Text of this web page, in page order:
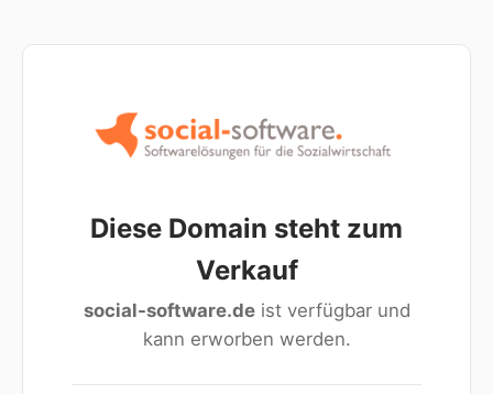
Diese Domain steht zum
Verkauf
social-software.deist verfügbar und
kann erworben werden.